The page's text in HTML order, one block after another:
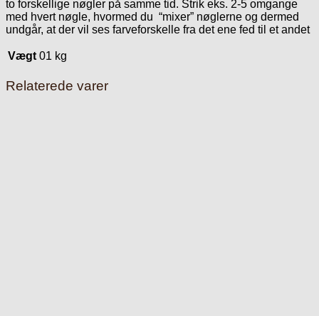
to forskellige nøgler på samme tid. Strik eks. 2-5 omgange
med hvert nøgle, hvormed du “mixer” nøglerne og dermed
undgår, at der vil ses farveforskelle fra det ene fed til et andet
Vægt 01 kg
Relaterede varer